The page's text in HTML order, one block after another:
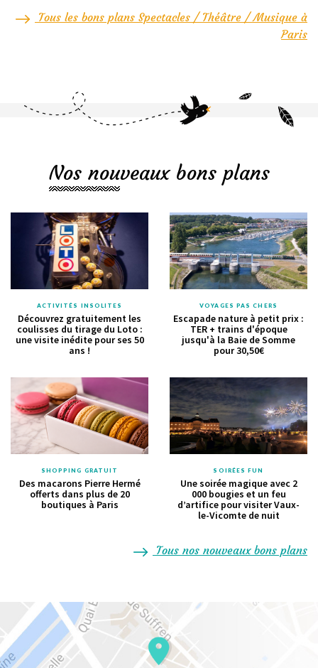
Tous les bons plans Spectacles / Théâtre / Musique à
Paris
Nos nouveaux bons plans
ACTIVITÉS INSOLITES
Découvrez gratuitement les
coulisses du tirage du Loto :
une visite inédite pour ses 50
ans !
VOYAGES PAS CHERS
Escapade nature à petit prix :
TER + trains d'époque
jusqu'à la Baie de Somme
pour 30,50€
SHOPPING GRATUIT
Des macarons Pierre Hermé
offerts dans plus de 20
boutiques à Paris
SOIRÉES FUN
Une soirée magique avec 2
000 bougies et un feu
d’artifice pour visiter Vaux-
le-Vicomte de nuit
Tous nos nouveaux bons plans